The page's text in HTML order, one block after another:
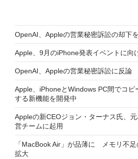
OpenAI、Appleの営業秘密訴訟の却下
Apple、9月のiPhone発表イベントに向
OpenAI、Appleの営業秘密訴訟に反論
Apple、iPhoneとWindows PC間でコピ
する新機能を開発中
Appleの新CEOジョン・ターナス氏、
営チームに起用
「MacBook Air」が品薄に メモリ不足
拡大